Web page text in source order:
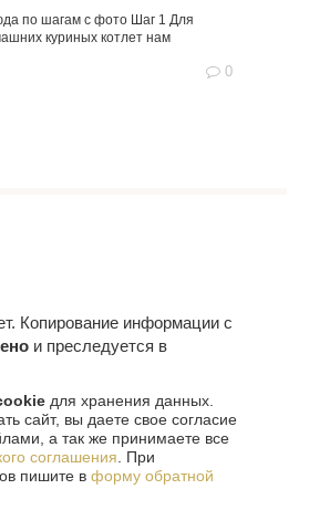
по шагам с фото Шаг 1 Для
куриных котлет нам
0
Копирование информации с
и преследуется в
для хранения данных.
сайт, вы даете свое согласие
а так же принимаете все
соглашения. При
пишите в форму обратной